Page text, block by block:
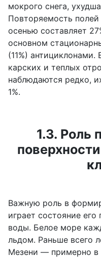
мокрого снега,
Повторяемость
осенью составляет
основном
(11%)
карских и теплых
наблюдаются редко,
1%.
1.3. Роль
Важную роль в
играет состояние
воды. Белое море
льдом. Раньше всего
Мезени — примерно в